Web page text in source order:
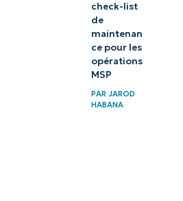
check-list
de
maintenan
ce pour les
opérations
MSP
PAR JAROD
HABANA